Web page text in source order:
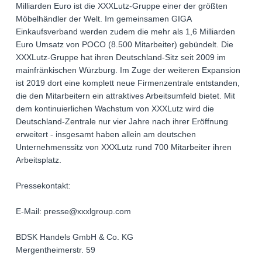
Milliarden Euro ist die XXXLutz-Gruppe einer der größten
Möbelhändler der Welt. Im gemeinsamen GIGA
Einkaufsverband werden zudem die mehr als 1,6 Milliarden
Euro Umsatz von POCO (8.500 Mitarbeiter) gebündelt. Die
XXXLutz-Gruppe hat ihren Deutschland-Sitz seit 2009 im
mainfränkischen Würzburg. Im Zuge der weiteren Expansion
ist 2019 dort eine komplett neue Firmenzentrale entstanden,
die den Mitarbeitern ein attraktives Arbeitsumfeld bietet. Mit
dem kontinuierlichen Wachstum von XXXLutz wird die
Deutschland-Zentrale nur vier Jahre nach ihrer Eröffnung
erweitert - insgesamt haben allein am deutschen
Unternehmenssitz von XXXLutz rund 700 Mitarbeiter ihren
Arbeitsplatz.
Pressekontakt:
E-Mail: presse@xxxlgroup.com
BDSK Handels GmbH & Co. KG
Mergentheimerstr. 59